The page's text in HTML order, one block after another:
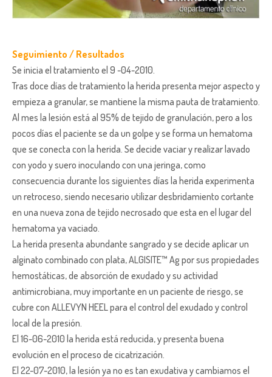
Seguimiento / Resultados
Se inicia el tratamiento el 9 -04-2010.
Tras doce días de tratamiento la herida presenta mejor aspecto y
empieza a granular, se mantiene la misma pauta de tratamiento.
Al mes la lesión está al 95% de tejido de granulación, pero a los
pocos días el paciente se da un golpe y se forma un hematoma
que se conecta con la herida. Se decide vaciar y realizar lavado
con yodo y suero inoculando con una jeringa, como
consecuencia durante los siguientes días la herida experimenta
un retroceso, siendo necesario utilizar desbridamiento cortante
en una nueva zona de tejido necrosado que esta en el lugar del
hematoma ya vaciado.
La herida presenta abundante sangrado y se decide aplicar un
alginato combinado con plata, ALGISITE™ Ag por sus propiedades
hemostáticas, de absorción de exudado y su actividad
antimicrobiana, muy importante en un paciente de riesgo, se
cubre con ALLEVYN HEEL para el control del exudado y control
local de la presión.
El 16-06-2010 la herida está reducida, y presenta buena
evolución en el proceso de cicatrización.
El 22-07-2010, la lesión ya no es tan exudativa y cambiamos el